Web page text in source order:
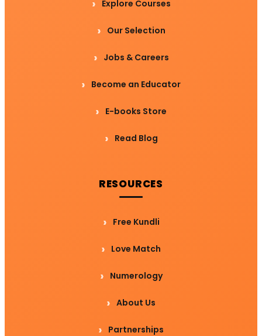
Explore Courses
Our Selection
Jobs & Careers
Become an Educator
E-books Store
Read Blog
RESOURCES
Free Kundli
Love Match
Numerology
About Us
Partnerships